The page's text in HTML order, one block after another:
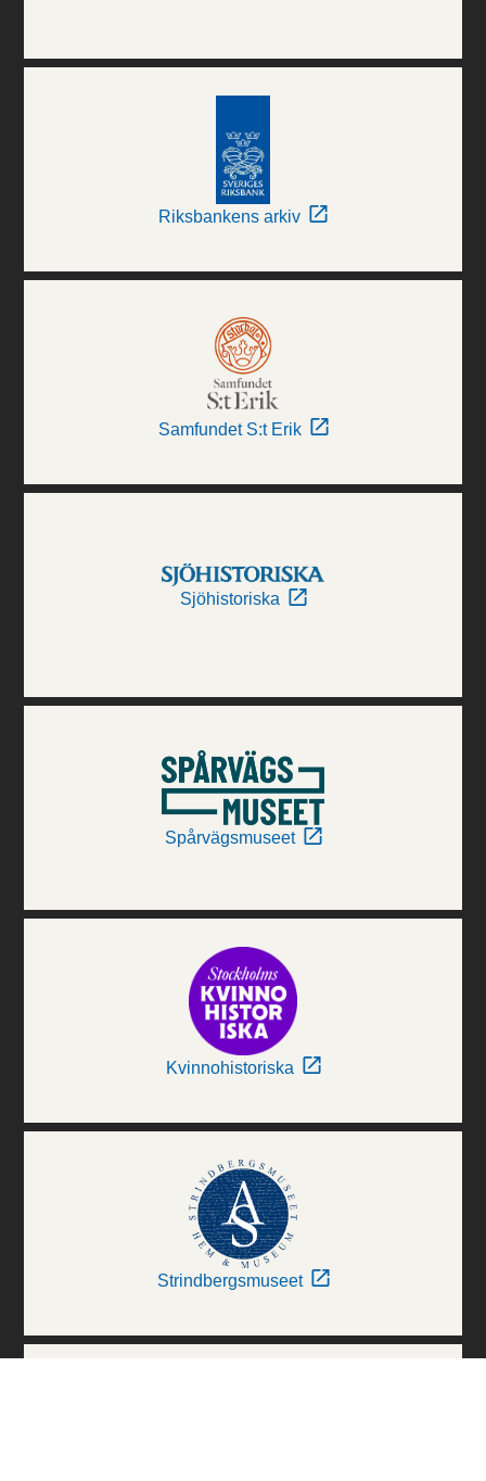
Riksbankens arkiv
Samfundet S:t Erik
Sjöhistoriska
Spårvägsmuseet
Kvinnohistoriska
Strindbergsmuseet